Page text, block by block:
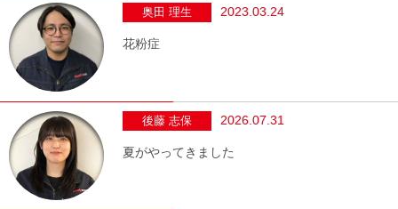
奥田 理生 2023.03.24
花粉症
後藤 志保 2026.07.31
夏がやってきました